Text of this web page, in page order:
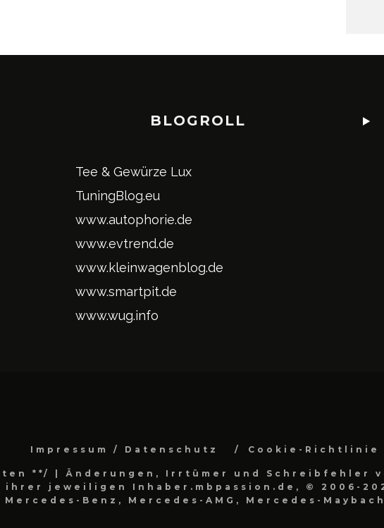
BLOGROLL
Tee & Gewürze Lux
TuningBlog.eu
www.autophorie.de
www.evtrend.de
www.kleinwagenblog.de
www.smartpit.de
www.wug.info
Impressum / Datenschutz Cookie-Richtlinie
**/
| Änderungen, Irrtümer und Schreibfehler
ihrer jeweiligen Inhaber.mbpassion.de, © 2006-
Benz, Mercedes-AMG, Mercedes-